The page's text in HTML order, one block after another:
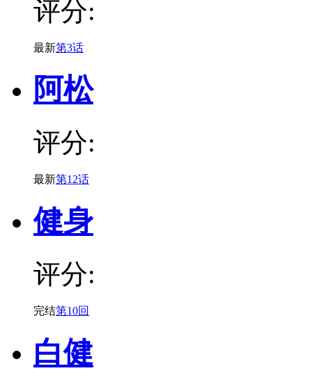
评分:
最新第3话
阿松
评分:
最新第12话
健身
评分:
完结第10回
白健